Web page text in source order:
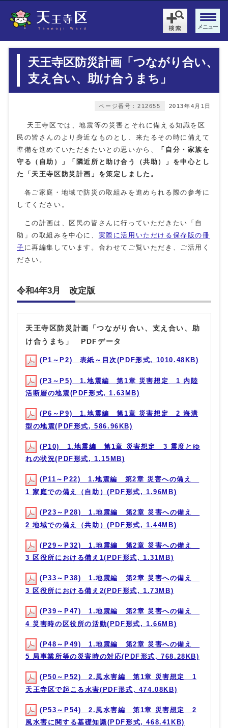
メニュー
天王寺区防災計画「つながり合い、
支え合い、助け合うまち」
2013年4月1日
ページ番号：212655
天王寺区では、地震等の災害とそれに備える知識を区
民の皆さんのより身近なものとし、来たるその時に備えて
準備を進めていただきたいとの思いから、
「自分・家族を
守る（自助）」「隣近所と助け合う
（共助）」を中心とし
た「天王寺区防災計画」 を策定しました。
各ご家庭・地域で防災の取組みを進められる際の参考に
してください。
この計画は、区民の皆さんに行っていただきたい「自
助」の取組みを中心に、 実際に活用いただける保存版の冊
子 に再編集しています。合わせてご覧いただき、ご活用く
ださい。
令和4年3月 改定版
天王寺区防災計画「つながり合い、支え合い、助
け合うまち」 PDFデータ
(P1～P2) 表紙～目次(PDF形式, 1010.48KB)
(P3～P5) 1.地震編 第1章 災害想定 1 内陸
活断層の地震(PDF形式, 1.63MB)
(P6～P9) 1.地震編 第1章 災害想定 2 海溝
型の地震(PDF形式, 586.96KB)
(P10) 1.地震編 第1章 災害想定 3 震度とゆ
れの状況(PDF形式, 1.15MB)
(P11～P22) 1.地震編 第2章 災害への備え
1 家庭での備え（自助）(PDF形式, 1.96MB)
(P23～P28) 1.地震編 第2章 災害への備え
2 地域での備え（共助）(PDF形式, 1.44MB)
(P29～P32) 1.地震編 第2章 災害への備え
3 区役所における備え1(PDF形式, 1.31MB)
(P33～P38) 1.地震編 第2章 災害への備え
3 区役所における備え2(PDF形式, 1.73MB)
(P39～P47) 1.地震編 第2章 災害への備え
4 災害時の区役所の活動(PDF形式, 1.66MB)
(P48～P49) 1.地震編 第2章 災害への備え
5 局事業所等の災害時の対応(PDF形式, 768.28KB)
(P50～P52) 2.風水害編 第1章 災害想定 1
天王寺区で起こる水害(PDF形式, 474.08KB)
(P53～P54) 2.風水害編 第1章 災害想定 2
風水害に関する基礎知識(PDF形式, 468.41KB)